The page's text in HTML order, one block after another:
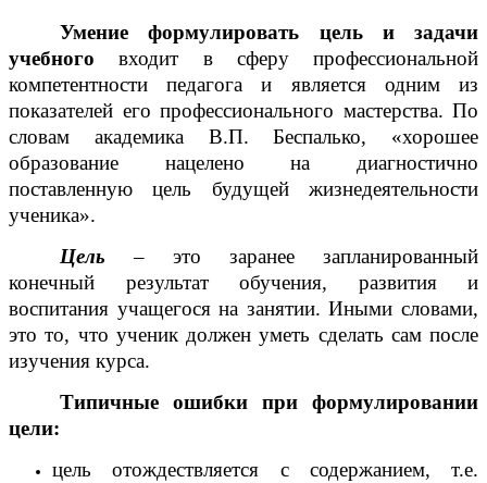
Умение формулировать цель и задачи
учебноговходит в сферу профессиональной
компетентности педагога и является одним из
показателей его профессионального мастерства. По
словам академика В.П. Беспалько, «хорошее
образование нацелено на диагностично
поставленную цель будущей жизнедеятельности
ученика».
Цель
– это заранее запланированный
конечный результат обучения, развития и
воспитания учащегося на занятии. Иными словами,
это то, что ученик должен уметь сделать сам после
изучения курса.
Типичные ошибки при формулировании
цели:
цель отождествляется с содержанием, т.е.